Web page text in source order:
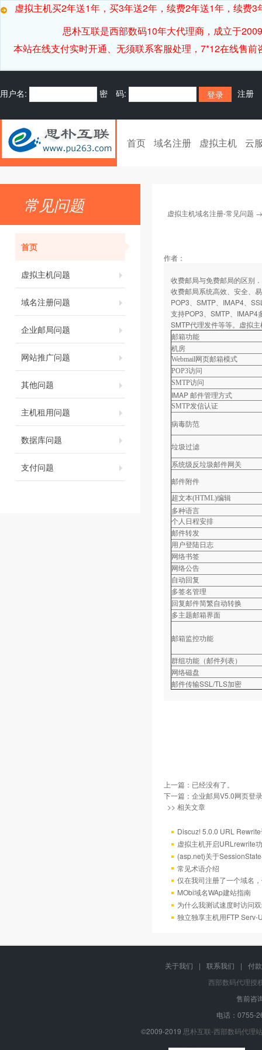
虚拟主机买2年送1年，买3年送2年，续费2年送1年，续费
思朴互联是西部数码10年大代理商，成立于
本站在线支付实时开通、无须联系客服处理，7*12在线售
用户名: 密 码: 注册
首页 域名注册 虚拟主机 云
常见问题
首页
虚拟主机问题
域名注册问题
企业邮局问题
网站推广问题
其他问题
主机租用问题
数据库问题
支付问题
虚拟主机域名注册-常见问题
作者：
收费邮局与免费邮局的区别．
收费邮局系统高效、安全、
POP3、SMTP、IMAP4、
支持POP3、SMTP、IMAP4
SMTP代理发件等等。虚拟
邮箱功能
机房
Webmail网页邮箱模式
POP3访问
SMTP访问
IMAP 邮件管理方式
SMTP发信认证
病毒防范
垃圾过滤
系统级反垃圾邮件网关
邮件附件
超文本(HTML)编辑
多种语言
个人日程安排
邮件转发
用户登陆日志
网络书签
网络公告
自动回复
多签名管理
回复邮件简繁自动转换
多主题邮箱界面
邮箱监控功能
群组功能（邮件列表）
网络磁盘
邮件传输SSL/TLS加密
上一篇：已经没有了。
下一篇： 企业邮局V5.0网页登
>> 相关文章
Discuz! 5.0.0 URL
虚拟主机开启URLrewrite
(asp.net)关于
常见术语介绍
仅在我司注册了一个域名
MObi域名WAp建站指南
为什么我测试速度时访问
独立独享主机用FTP Serv-
关于我们 | 联系我们 |
付
西部数码代理授
售前咨
电话：0755-
©2009-2019 思朴互联-西部数码代理站